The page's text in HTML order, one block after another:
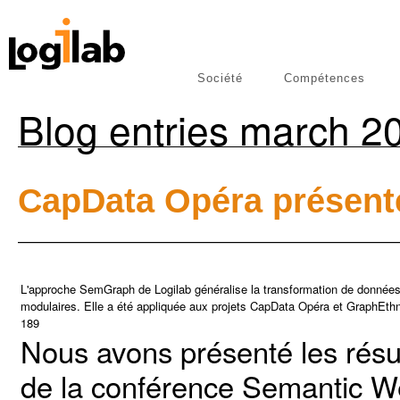
Société
Compétences
Blog entries march
CapData Opéra
L'approche SemGraph de Logilab généralise la transformation de
modulaires. Elle a été appliquée aux projets CapData Opéra et
189
Nous avons présenté les
de la conférence Semantic